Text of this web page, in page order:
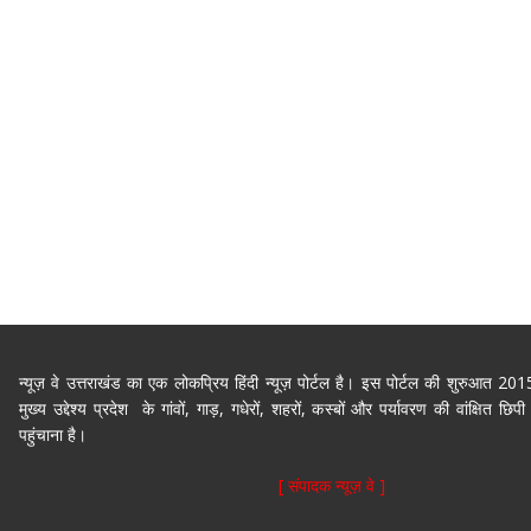
न्यूज़ वे उत्तराखंड का एक लोकप्रिय हिंदी न्यूज़ पोर्टल है। इस पोर्टल की शुरुआत
मुख्य उद्देश्य प्रदेश के गांवों, गाड़, गधेरों, शहरों, कस्बों और पर्यावरण की वांक्षित
पहुंचाना है।
[ संपादक न्यूज़ वे ]